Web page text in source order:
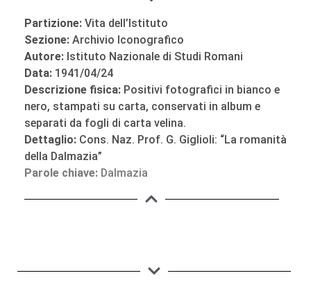
Partizione: Vita dell’Istituto
Sezione: Archivio Iconografico
Autore: Istituto Nazionale di Studi Romani
Data: 1941/04/24
Descrizione fisica: Positivi fotografici in bianco e
nero, stampati su carta, conservati in album e
separati da fogli di carta velina.
Dettaglio: Cons. Naz. Prof. G. Giglioli: “La romanità
della Dalmazia”
Parole chiave: Dalmazia